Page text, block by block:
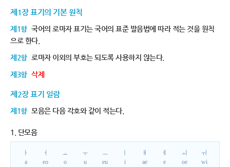
제1장 표기의 기본 원칙
제1항 국어의 로마자 표기는 국어의 표준 발음법에 따라 적는 것을 원칙
으로 한다.
제2항 로마자 이외의 부호는 되도록 사용하지 않는다.
제3항 삭제
제2장 표기 일람
제1항 모음은 다음 각호와 같이 적는다.
1. 단모음
ㅏ
a
ㅓ
eo
ㅗ
o
ㅜ
u
ㅡ
eu
i
ㅐ
ae
ㅔ
e
ㅚ
oe
ㅟ
wi